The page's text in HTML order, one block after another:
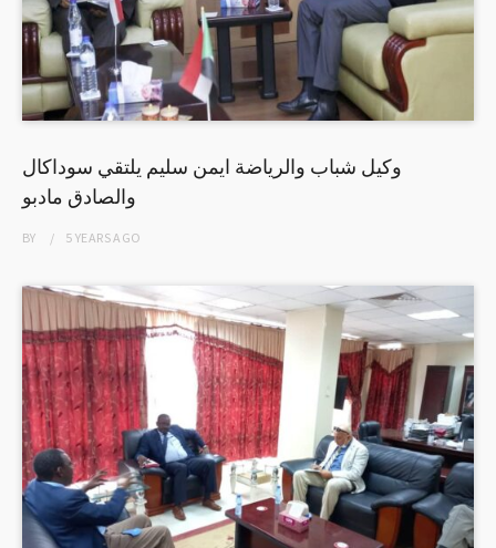
وكيل شباب والرياضة ايمن سليم يلتقي سوداكال
والصادق مادبو
BY 5 YEARSAGO